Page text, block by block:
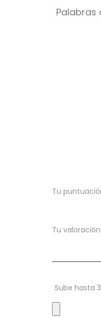
Palabras
r
c
n
e
Tu
Tu valoración
Sube hasta